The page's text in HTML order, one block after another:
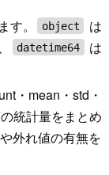
。 object
は
datetime64
は
・mean・std・
統計量をまとめ
外れ値の有無を